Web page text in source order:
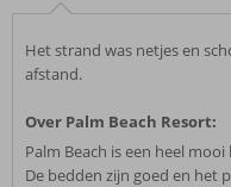
Het strand was netjes en
afstand.
Over Palm Beach Resort:
Palm Beach is een heel
De bedden zijn goed en het